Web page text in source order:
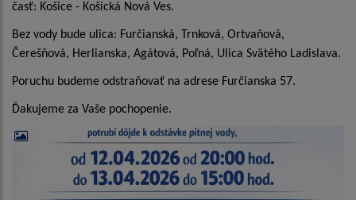
časť: Košice - Košická Nová Ves.
Bez vody bude ulica: Furčianská, Trnková, Ortvaňová,
Čerešňová, Herlianska, Agátová, Poľná, Ulica Svätého Ladislava.
Poruchu budeme odstraňovať na adrese Furčianska 57.
Ďakujeme za Vaše pochopenie.